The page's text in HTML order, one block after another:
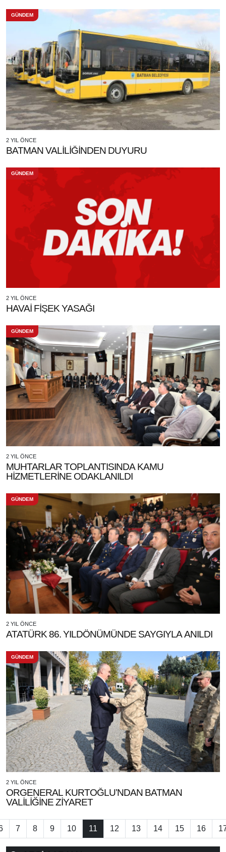
GÜNDEM
2 YIL ÖNCE
BATMAN VALİLİĞİNDEN DUYURU
GÜNDEM
2 YIL ÖNCE
HAVAİ FİŞEK YASAĞI
GÜNDEM
2 YIL ÖNCE
MUHTARLAR TOPLANTISINDA KAMU
HİZMETLERİNE ODAKLANILDI
GÜNDEM
2 YIL ÖNCE
ATATÜRK 86. YILDÖNÜMÜNDE SAYGIYLA ANILDI
GÜNDEM
2 YIL ÖNCE
ORGENERAL KURTOĞLU’NDAN BATMAN
VALİLİĞİNE ZİYARET
7 8 9 10 11 12 13 14 15 16